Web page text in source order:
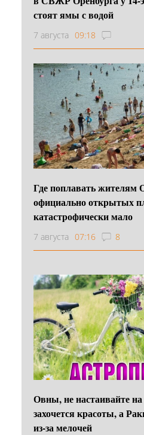
стоят ямы с водой
7 августа 09:18
Где поплавать жителям
официально открытых
катастрофически мало
7 августа 07:16 8
Овны, не настаивайте
захочется красоты, а
из-за мелочей